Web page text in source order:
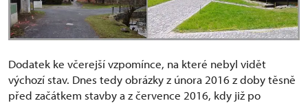
Dodatek ke včerejší vzpomínce, na které nebyl vidět
výchozí stav. Dnes tedy obrázky z února 2016 z doby těsně
před začátkem stavby a z července 2016, kdy již po